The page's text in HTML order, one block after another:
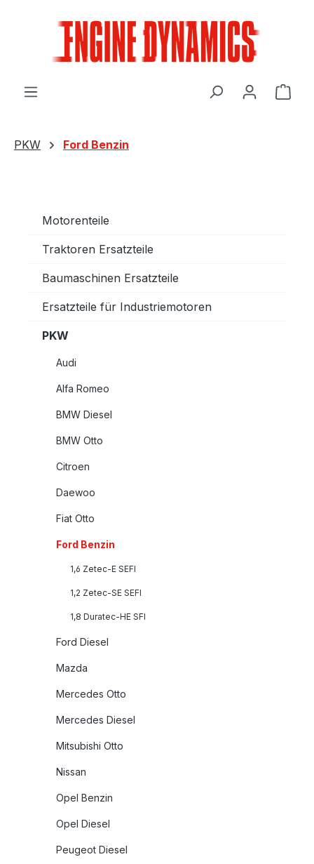
PKW Ford Benzin
Motorenteile
Traktoren Ersatzteile
Baumaschinen Ersatzteile
Ersatzteile für Industriemotoren
PKW
Audi
Alfa Romeo
BMW Diesel
BMW Otto
Citroen
Daewoo
Fiat Otto
Ford Benzin
1,6 Zetec-E SEFI
1,2 Zetec-SE SEFI
1,8 Duratec-HE SFI
Ford Diesel
Mazda
Mercedes Otto
Mercedes Diesel
Mitsubishi Otto
Nissan
Opel Benzin
Opel Diesel
Peugeot Diesel